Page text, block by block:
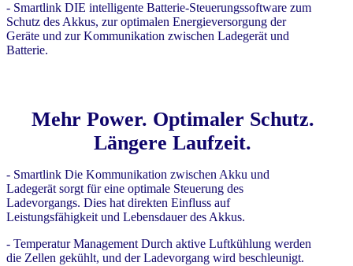
- Smartlink DIE intelligente Batterie-Steuerungssoftware zum
Schutz des Akkus, zur optimalen Energieversorgung der
Geräte und zur Kommunikation zwischen Ladegerät und
Batterie.
Mehr Power. Optimaler Schutz.
Längere Laufzeit.
- Smartlink Die Kommunikation zwischen Akku und
Ladegerät sorgt für eine optimale Steuerung des
Ladevorgangs. Dies hat direkten Einfluss auf
Leistungsfähigkeit und Lebensdauer des Akkus.
- Temperatur Management Durch aktive Luftkühlung werden
die Zellen gekühlt, und der Ladevorgang wird beschleunigt.